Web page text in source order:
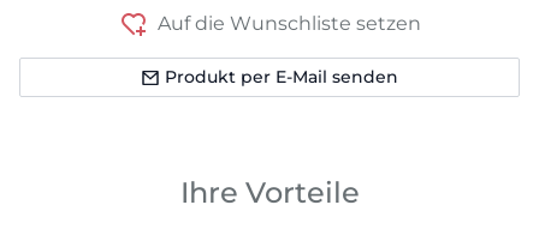
Auf die Wunschliste setzen
Produkt per E-Mail senden
Ihre Vorteile